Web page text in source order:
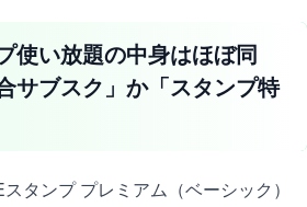
使い放題の中身はほぼ同
サブスク」か「スタンプ特
タンプ プレミアム（ベーシック）